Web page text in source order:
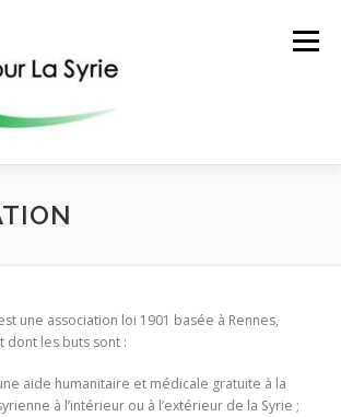
Menu
une association loi 1901 basée à Rennes,
dont les buts sont :
aide humanitaire et médicale gratuite à la
à l’intérieur ou à l’extérieur de la Syrie ;